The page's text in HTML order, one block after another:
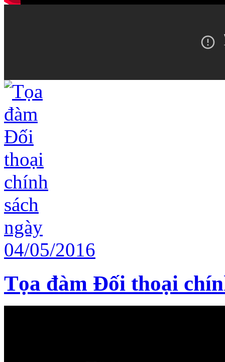
Tọa đàm Đối thoại